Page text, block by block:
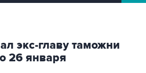
экс-главу таможни
26 января